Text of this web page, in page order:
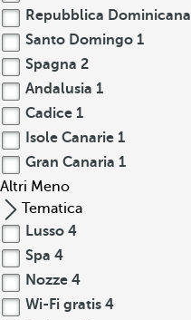
Repubblica Dominicana
Santo Domingo 1
Spagna 2
Andalusia 1
Cadice 1
Isole Canarie 1
Gran Canaria 1
Altri Meno
Tematica
Lusso 4
Spa 4
Nozze 4
Wi-Fi gratis 4